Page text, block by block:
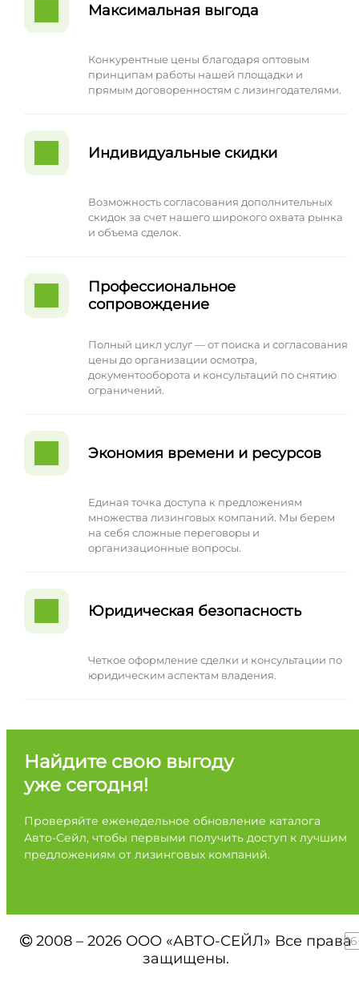
Максимальная выгода
Конкурентные цены благодаря оптовым
принципам работы нашей площадки и
прямым договоренностям с лизингодателями.
Индивидуальные скидки
Возможность согласования дополнительных
скидок за счет нашего широкого охвата рынка
и объема сделок.
Профессиональное
сопровождение
Полный цикл услуг — от поиска и согласования
цены до организации осмотра,
документооборота и консультаций по снятию
ограничений.
Экономия времени и ресурсов
Единая точка доступа к предложениям
множества лизинговых компаний. Мы берем
на себя сложные переговоры и
организационные вопросы.
Юридическая безопасность
Четкое оформление сделки и консультации по
юридическим аспектам владения.
Найдите свою выгоду
уже сегодня!
Проверяйте еженедельное обновление каталога
Авто-Сейл, чтобы первыми получить доступ к лучшим
предложениям от лизинговых компаний.
2008 – 2026 ООО «АВТО-СЕЙЛ» Все права
защищены.